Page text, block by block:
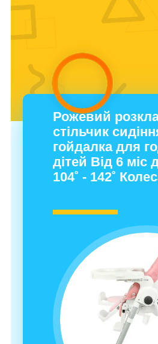
Рожевий
стільчик
гойдалка для
дітей Від 6 міс
104˚ - 142˚